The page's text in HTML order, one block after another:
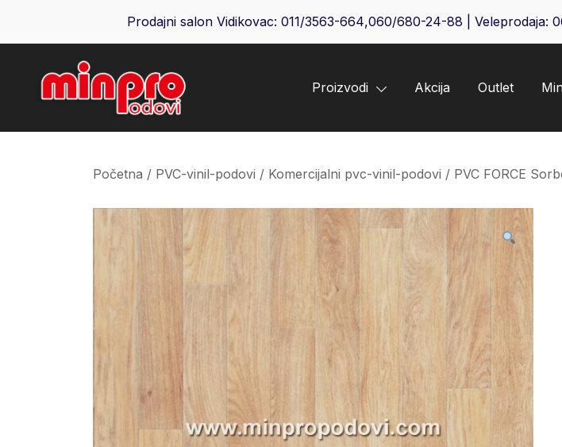
Prodajni salon Vidikovac: 011/3563-664,060/680-24-88 | Veleprodaja:
Minpro podovi
Proizvodi Akcija Outlet
Početna / PVC-vinil-podovi / Komercijalni pvc-vinil-podovi / PVC FORCE